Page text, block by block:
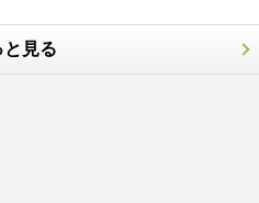
と見る